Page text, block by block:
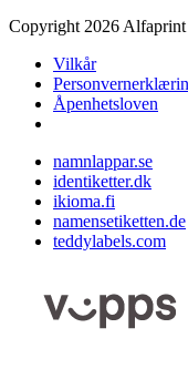
Copyright 2026 Alfaprint
Vilkår
Åpenhetsloven
namnlappar.se
identiketter.dk
ikioma.fi
namensetiketten.de
teddylabels.com